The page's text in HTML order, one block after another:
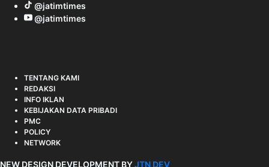
@jatimtimes
@jatimtimes
TENTANG KAMI
REDAKSI
INFO IKLAN
KEBIJAKAN DATA PRIBADI
PMC
POLICY
NETWORK
NEW DESIGN DEVELOPMENT BYJTN DEV